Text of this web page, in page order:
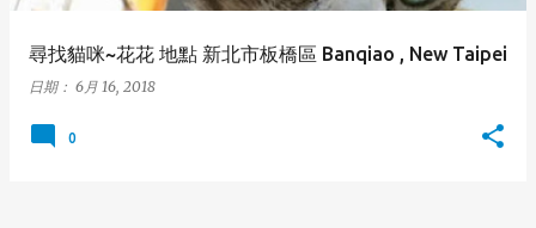
尋找貓咪~花花 地點 新北市板橋區 Banqiao , New Taipei
日期： 6月 16, 2018
0